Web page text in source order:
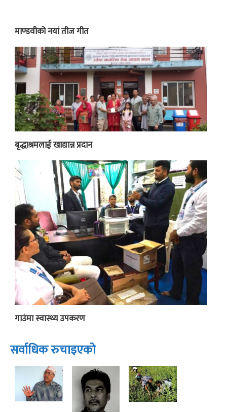
माण्डवीको नयां तीज गीत
बृद्धाश्रमलाई खाद्यान्न प्रदान
गाउंमा स्वास्थ्य उपकरण
सर्वाधिक रुचाइएको